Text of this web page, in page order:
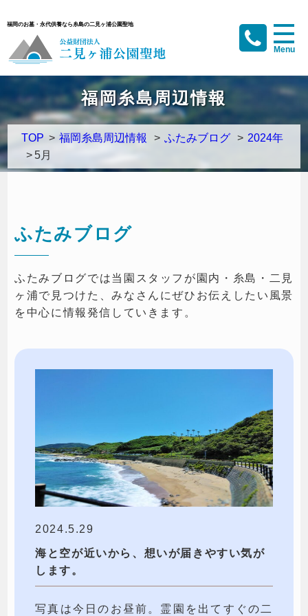
福岡のお墓・永代供養なら糸島の二見ヶ浦公園聖地
福岡糸島周辺情報
TOP > 福岡糸島周辺情報 > ふたみブログ > 2024年
>5月
ふたみブログ
ふたみブログでは当園スタッフが園内・糸島・二見
ヶ浦で見つけた、みなさんにぜひお伝えしたい風景
を中心に情報発信していきます。
2024.5.29
海と空が近いから、想いが届きやすい気が
します。
写真は今日のお昼前。霊園を出てすぐの二